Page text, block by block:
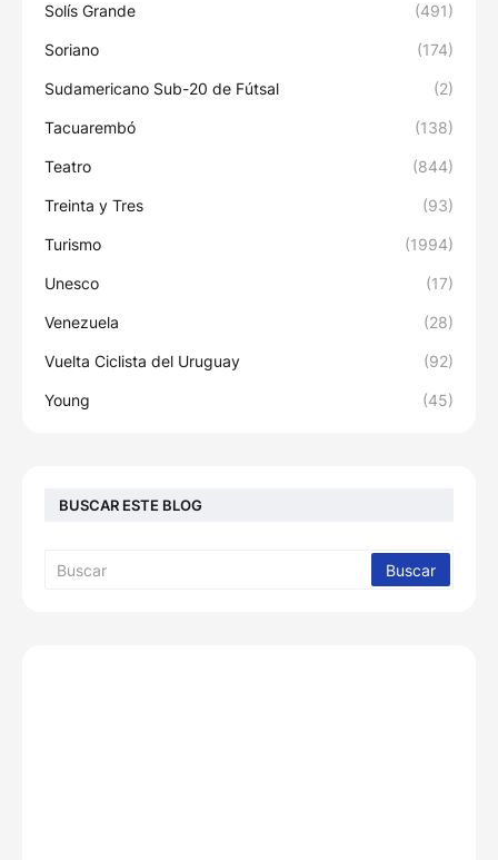
Solís Grande (491)
Soriano (174)
Sudamericano Sub-20 de Fútsal (2)
Tacuarembó (138)
Teatro (844)
Treinta y Tres (93)
Turismo (1994)
Unesco (17)
Venezuela (28)
Vuelta Ciclista del Uruguay (92)
Young (45)
BUSCAR ESTE BLOG